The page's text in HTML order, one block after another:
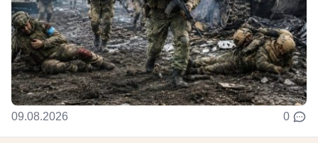
09.08.2026 0